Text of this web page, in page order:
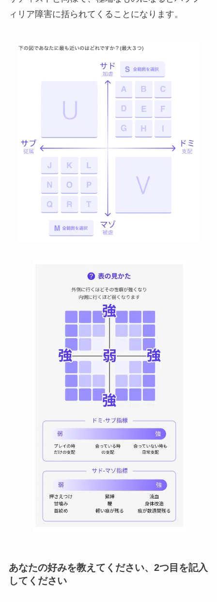
ィリア障害に括られてくることになります。
あなたの好みを教えてください、2つ目を記入
してください